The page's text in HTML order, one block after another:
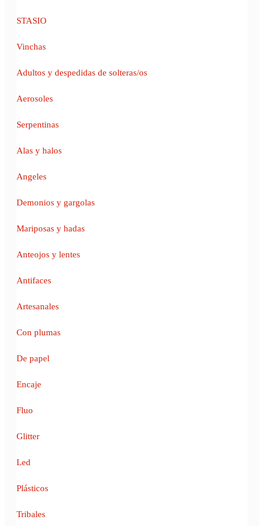
STASIO
Vinchas
Adultos y despedidas de solteras/os
Aerosoles
Serpentinas
Alas y halos
Angeles
Demonios y gargolas
Mariposas y hadas
Anteojos y lentes
Antifaces
Artesanales
Con plumas
De papel
Encaje
Fluo
Glitter
Led
Plásticos
Tribales